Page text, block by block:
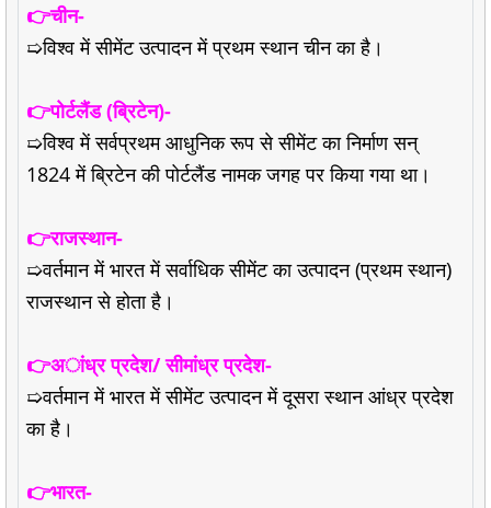
👉चीन-
➯विश्व में सीमेंट उत्पादन में प्रथम स्थान चीन का है।
👉पोर्टलैंड (ब्रिटेन)-
➯विश्व में सर्वप्रथम आधुनिक रूप से सीमेंट का निर्माण सन्
1824 में ब्रिटेन की पोर्टलैंड नामक जगह पर किया गया था।
👉राजस्थान-
➯वर्तमान में भारत में सर्वाधिक सीमेंट का उत्पादन (प्रथम स्थान)
राजस्थान से होता है।
👉अांध्र प्रदेश/ सीमांध्र प्रदेश-
➯वर्तमान में भारत में सीमेंट उत्पादन में दूसरा स्थान आंध्र प्रदेश
का है।
👉भारत-